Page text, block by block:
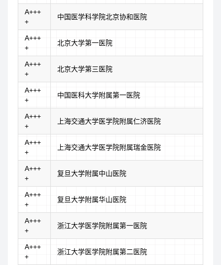
A+++
+
中国医学科学院北京协和医院
A+++
+
北京大学第一医院
A+++
+
北京大学第三医院
A+++
+
中国医科大学附属第一医院
A+++
+
上海交通大学医学院附属仁济医院
A+++
+
上海交通大学医学院附属瑞金医院
A+++
+
复旦大学附属中山医院
A+++
+
复旦大学附属华山医院
A+++
+
浙江大学医学院附属第一医院
A+++
+
浙江大学医学院附属第二医院